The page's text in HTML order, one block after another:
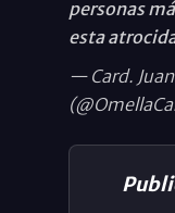
personas
esta
— Card.